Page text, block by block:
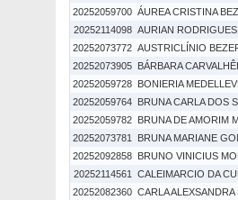
20252059700 ÁUREA CRISTINA
20252114098 AURIAN
20252073772 AUSTRICLÍNIO
20252073905 BÁRBARA
20252059728 BONIERIA
20252059764 BRUNA CARLA DOS
20252059782 BRUNA DE AMORIM
20252073781
BRUNA MARIANE
20252092858 BRUNO VINICIUS
20252114561
CALEIMARCIO DA
20252082360 CARLA